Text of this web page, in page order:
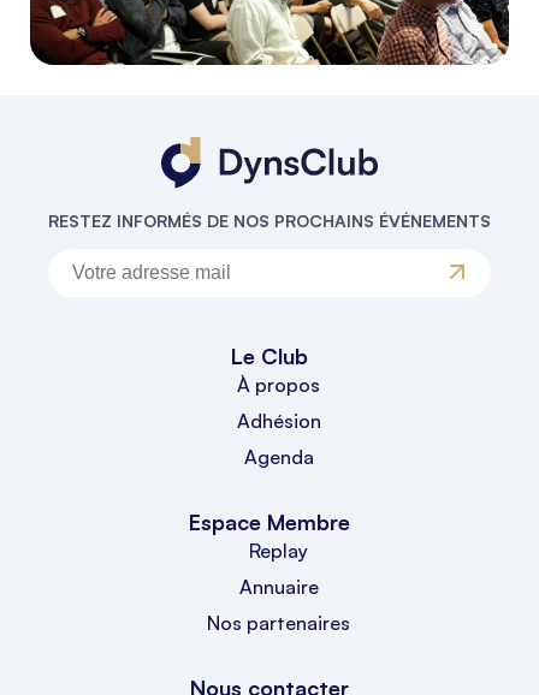
RESTEZ INFORMÉS DE NOS PROCHAINS ÉVÉNEMENTS
Le Club
À propos
Adhésion
Agenda
Espace Membre
Replay
Annuaire
Nos partenaires
Nous contacter